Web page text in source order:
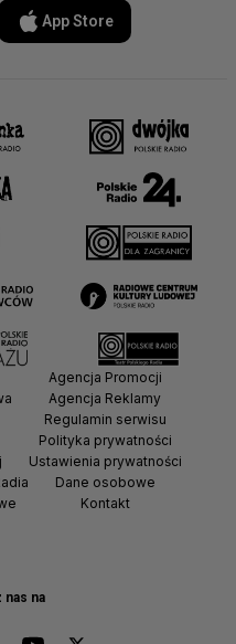
App Store
nas na
Agencja Promocji
Agencja Reklamy
Regulamin serwisu
Polityka prywatności
Ustawienia prywatności
Dane osobowe
Kontakt